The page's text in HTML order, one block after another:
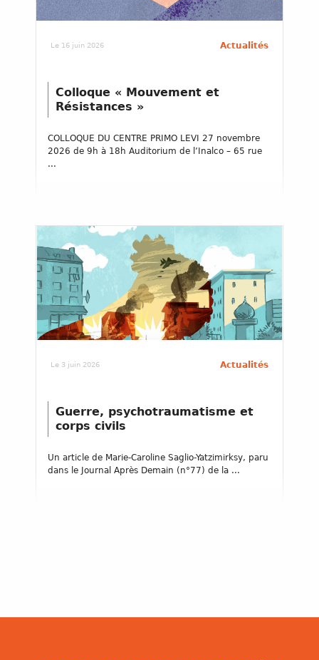
Le 16 juin 2026 Actualités
Colloque « Mouvement et
Résistances »
COLLOQUE DU CENTRE PRIMO LEVI 27 novembre
2026 de 9h à 18h Auditorium de l’Inalco – 65 rue
...
Le 3 juin 2026 Actualités
Guerre, psychotraumatisme et
corps civils
Un article de Marie-Caroline Saglio-Yatzimirksy, paru
dans le Journal Après Demain (n°77) de la ...